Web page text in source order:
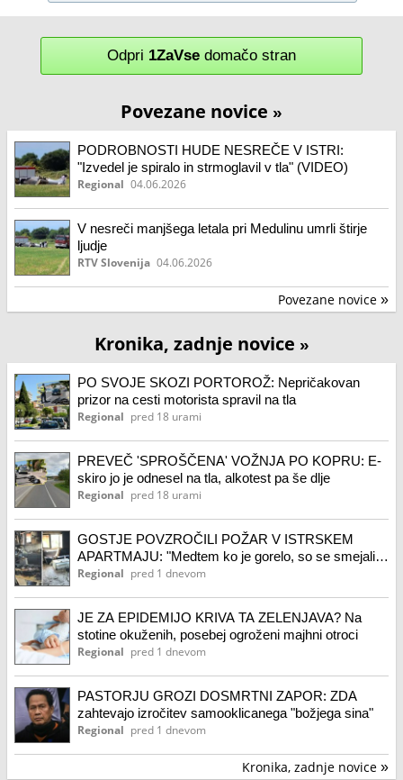
Odpri 1ZaVse domačo stran
Povezane novice »
PODROBNOSTI HUDE NESREČE V ISTRI:
"Izvedel je spiralo in strmoglavil v tla" (VIDEO)
Regional 04.06.2026
V nesreči manjšega letala pri Medulinu umrli štirje
ljudje
RTV Slovenija 04.06.2026
Povezane novice »
Kronika, zadnje novice »
PO SVOJE SKOZI PORTOROŽ: Nepričakovan
prizor na cesti motorista spravil na tla
Regional pred 18 urami
PREVEČ 'SPROŠČENA' VOŽNJA PO KOPRU: E-
skiro jo je odnesel na tla, alkotest pa še dlje
Regional pred 18 urami
GOSTJE POVZROČILI POŽAR V ISTRSKEM
APARTMAJU: "Medtem ko je gorelo, so se smejali"
(VIDEO)
Regional pred 1 dnevom
JE ZA EPIDEMIJO KRIVA TA ZELENJAVA? Na
stotine okuženih, posebej ogroženi majhni otroci
Regional pred 1 dnevom
PASTORJU GROZI DOSMRTNI ZAPOR: ZDA
zahtevajo izročitev samooklicanega "božjega sina"
Regional pred 1 dnevom
Kronika, zadnje novice »